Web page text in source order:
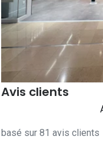
Avis clients
basé sur 81 avis clients